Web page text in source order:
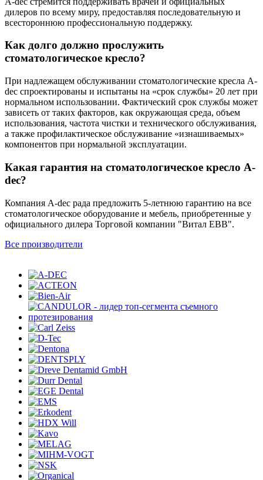
дилеров по всему миру, предоставляя последовательную и
всестороннюю профессиональную поддержку.
Как долго должно прослужить
стоматологическое кресло?
При надлежащем обслуживании стоматологические кресла A-
dec спроектированы и испытаны на «срок службы» 20 лет при
нормальном использовании. Фактический срок службы может
зависеть от таких факторов, как окружающая среда, объем
использования, частота чистки и технического обслуживания,
а также профилактическое обслуживание «изнашиваемых»
компонентов при нормальной эксплуатации.
Какая гарантия на стоматологическое кресло A-
dec?
Компания A-dec рада предложить 5-летнюю гарантию на все
стоматологическое оборудование и мебель, приобретенные у
официального дилера Торговой компании "Витал ЕВВ".
Все производители